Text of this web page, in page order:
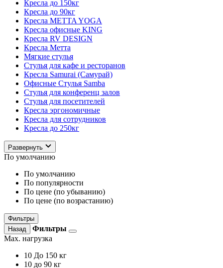
Кресла до 150кг
Кресла до 90кг
Кресла METTA YOGA
Кресла офисные KING
Кресла RV DESIGN
Кресла Метта
Мягкие стулья
Стулья для кафе и ресторанов
Кресла Samurai (Самурай)
Офисные Стулья Samba
Стулья для конференц залов
Стулья для посетителей
Кресла эргономичные
Кресла для сотрудников
Кресла до 250кг
Развернуть
По умолчанию
По умолчанию
По популярности
По цене (по убыванию)
По цене (по возрастанию)
Фильтры
Назад
Фильтры
Max. нагрузка
10 До 150 кг
10 до 90 кг